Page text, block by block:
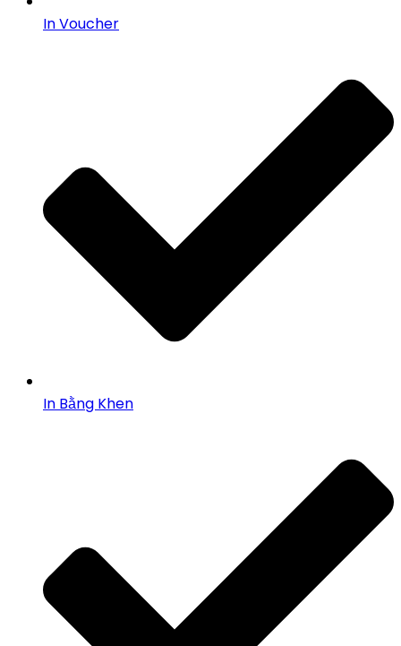
In Voucher
In Bằng Khen